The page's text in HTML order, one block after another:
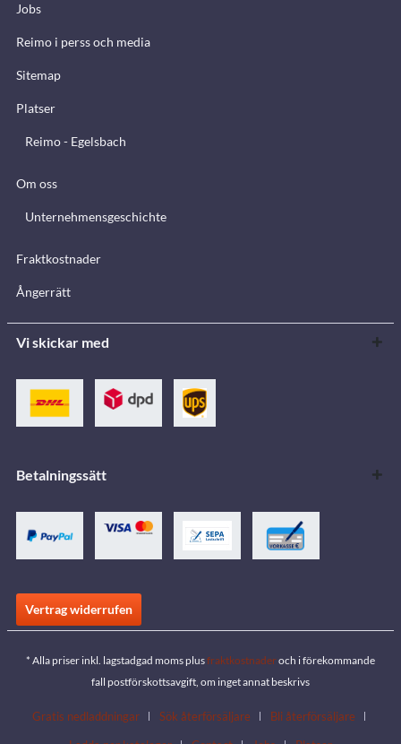
Jobs
Reimo i perss och media
Sitemap
Platser
Reimo - Egelsbach
Om oss
Unternehmensgeschichte
Fraktkostnader
Ångerrätt
Vi skickar med
Betalningssätt
Vertrag widerrufen
* Alla priser inkl. lagstadgad moms plusfraktkostnaderoch i förekommande
fall postförskottsavgift, om inget annat beskrivs
Gratis nedladdningar Sök återförsäljare
Bli återförsäljare